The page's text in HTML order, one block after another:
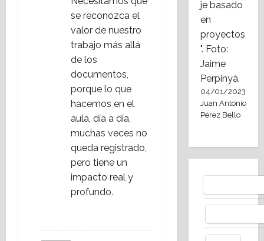
se reconozca el
valor de nuestro
trabajo más allá
de los
documentos,
porque lo que
hacemos en el
aula, día a día,
muchas veces no
queda registrado,
pero tiene un
impacto real y
profundo.
je basado
en
proyectos
". Foto:
Jaime
Perpinyà.
04/01/2023
Juan Antonio
Pérez Bello